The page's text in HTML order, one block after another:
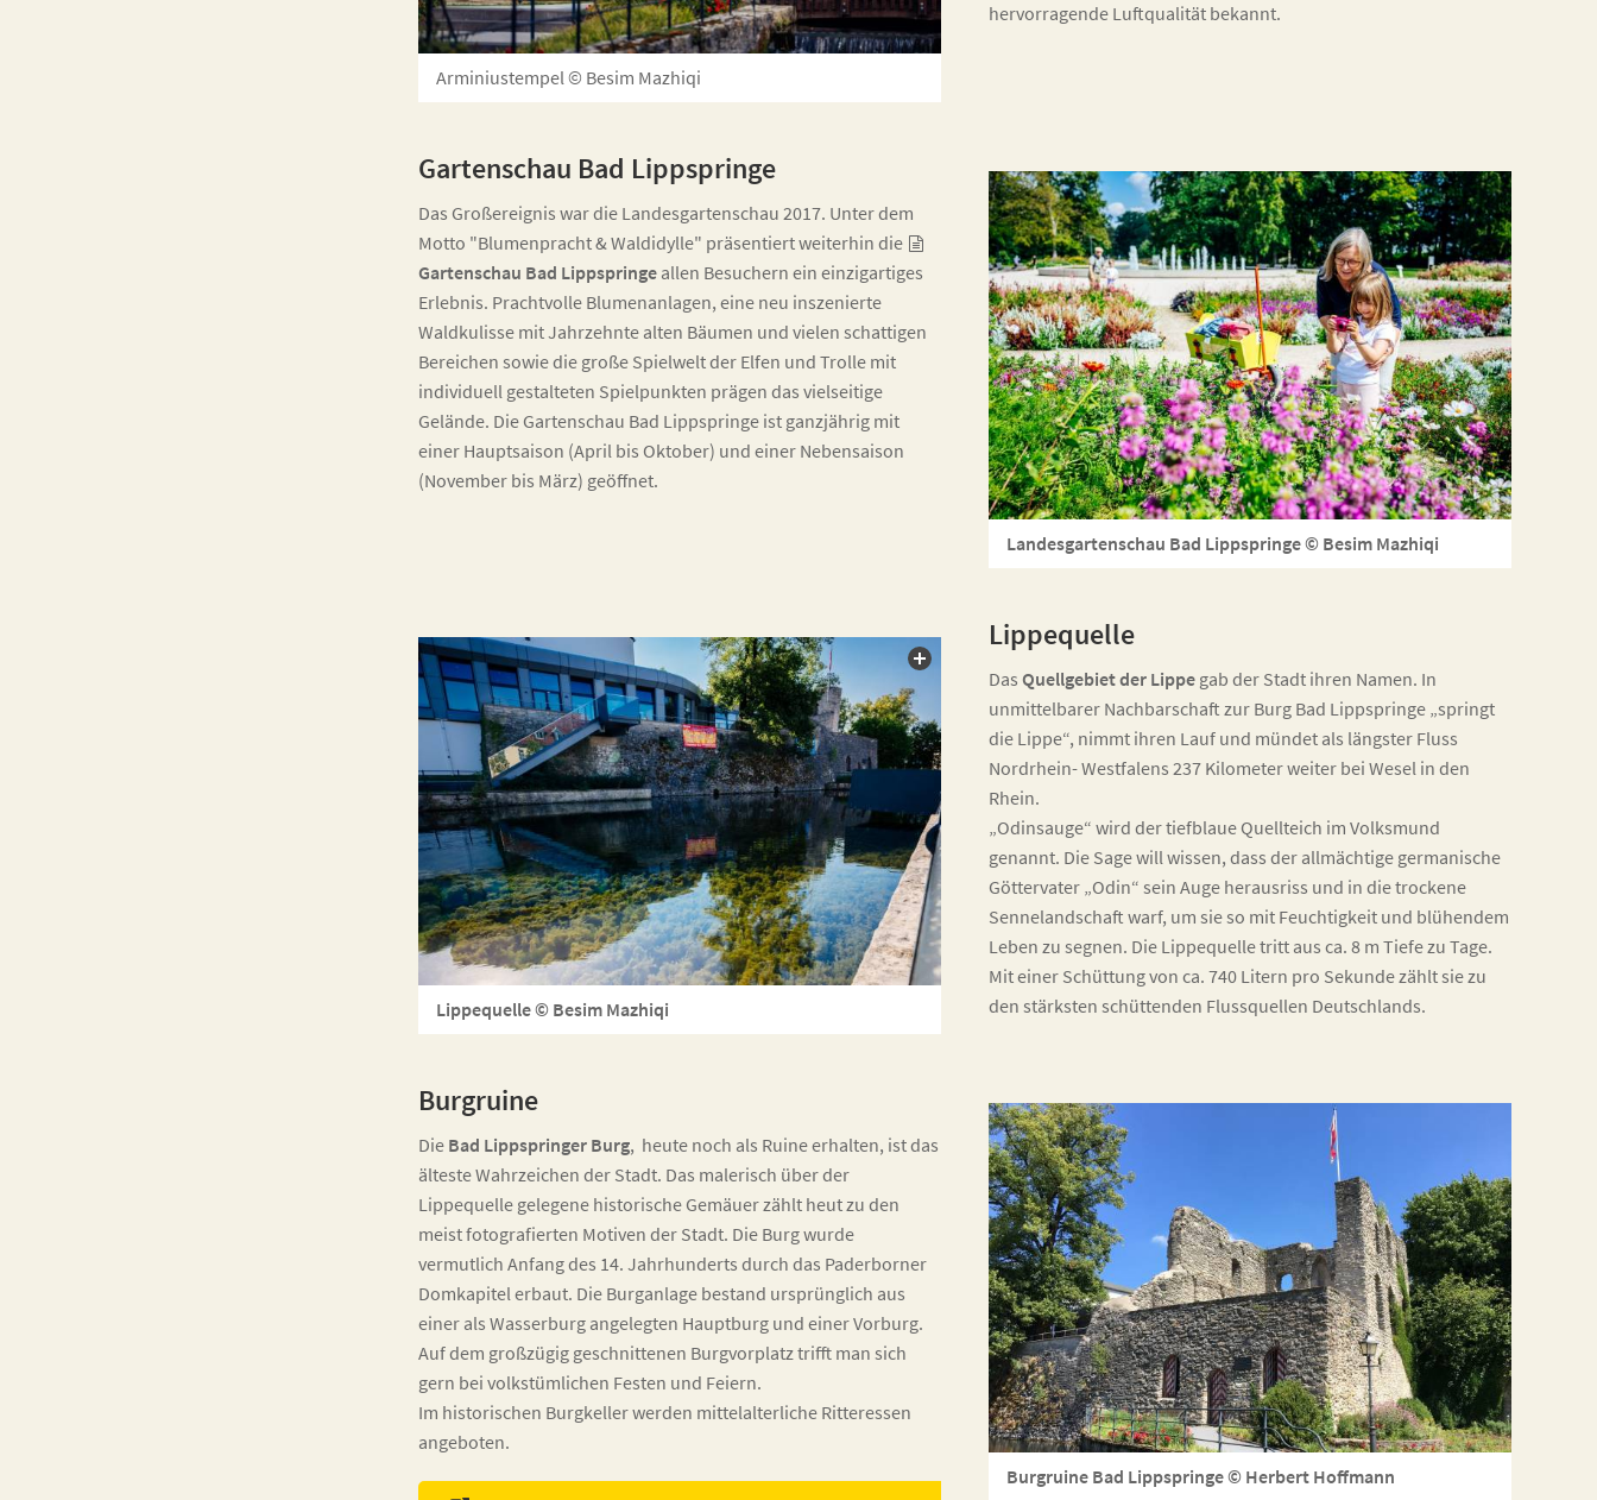
Arminiustempel © Besim Mazhiqi
hervorragende Luftqualität bekannt.
Gartenschau Bad Lippspringe
Das Großereignis war die Landesgartenschau 2017. Unter dem
Motto "Blumenpracht & Waldidylle" präsentiert weiterhin die
Gartenschau Bad Lippspringe allen Besuchern ein einzigartiges
Erlebnis. Prachtvolle Blumenanlagen, eine neu inszenierte
Waldkulisse mit Jahrzehnte alten Bäumen und vielen schattigen
Bereichen sowie die große Spielwelt der Elfen und Trolle mit
individuell gestalteten Spielpunkten prägen das vielseitige
Gelände. Die Gartenschau Bad Lippspringe ist ganzjährig mit
einer Hauptsaison (April bis Oktober) und einer Nebensaison
(November bis März) geöffnet.
Landesgartenschau Bad Lippspringe © Besim Mazhiqi
Lippequelle © Besim Mazhiqi
Lippequelle
Das Quellgebiet der Lippe gab der Stadt ihren Namen. In
unmittelbarer Nachbarschaft zur Burg Bad Lippspringe „springt
die Lippe“, nimmt ihren Lauf und mündet als längster Fluss
Nordrhein- Westfalens 237 Kilometer weiter bei Wesel in den
Rhein.
„Odinsauge“ wird der tiefblaue Quellteich im Volksmund
genannt. Die Sage will wissen, dass der allmächtige germanische
Göttervater „Odin“ sein Auge herausriss und in die trockene
Sennelandschaft warf, um sie so mit Feuchtigkeit und blühendem
Leben zu segnen. Die Lippequelle tritt aus ca. 8 m Tiefe zu Tage.
Mit einer Schüttung von ca. 740 Litern pro Sekunde zählt sie zu
den stärksten schüttenden Flussquellen Deutschlands.
Burgruine
Die Bad Lippspringer Burg, heute noch als Ruine erhalten, ist das
älteste Wahrzeichen der Stadt. Das malerisch über der
Lippequelle gelegene historische Gemäuer zählt heut zu den
meist fotografierten Motiven der Stadt. Die Burg wurde
vermutlich Anfang des 14. Jahrhunderts durch das Paderborner
Domkapitel erbaut. Die Burganlage bestand ursprünglich aus
einer als Wasserburg angelegten Hauptburg und einer Vorburg.
Auf dem großzügig geschnittenen Burgvorplatz trifft man sich
gern bei volkstümlichen Festen und Feiern.
Im historischen Burgkeller werden mittelalterliche Ritteressen
angeboten.
Burgruine Bad Lippspringe © Herbert Hoffmann